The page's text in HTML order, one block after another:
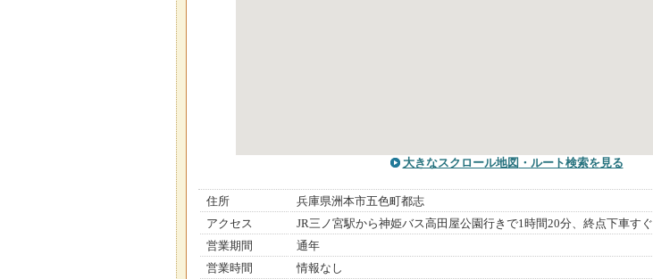
大きなスクロール地図 ・ルート検索を見る
住所
兵庫県洲本市五色町都志
アクセス
JR三ノ宮駅から神姫バス高田屋公園行きで1時間20分、終点下車すぐ
営業期間
通年
営業時間
情報なし